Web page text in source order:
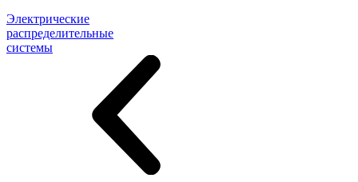
Электрические
распределительные
системы